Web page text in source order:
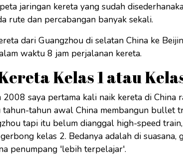
jaringan kereta yang sudah
rute dan percabangan banyak sekali.
dari Guangzhou di selatan China ke
waktu 8 jam perjalanan kereta.
Kelas 1 atau
saya pertama kali naik kereta di China
tahun-tahun awal China membangun bullet
tapi itu belum dianggal high-speed
kelas 2. Bedanya adalah di suasana,
penumpang 'lebih terpelajar'.